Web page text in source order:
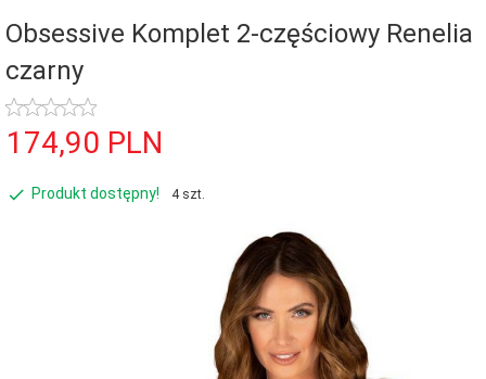
Obsessive Komplet 2-częściowy Renelia
czarny
174,90 PLN
Produkt dostępny! 4 szt.